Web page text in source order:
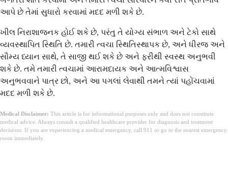
આપે છે તેમાં સુધારો કરવામાં મદદ મળી શકે છે.
ખીલ નિરાશાજનક હોઈ શકે છે, પરંતુ તે યોગ્ય સંભાળ અને ટેકો સાથે
વ્યવસ્થાપિત સ્થિતિ છે. તમારી ત્વચા સ્થિતિસ્થાપક છે, અને ધીરજ અને
સૌમ્ય ધ્યાન સાથે, તે સાજી થઈ શકે છે અને ફરીથી સ્વસ્થ અનુભવી
શકે છે. તમે તમારી ત્વચામાં આરામદાયક અને આત્મવિશ્વાસ
અનુભવવાને પાત્ર છો, અને આ પગલાં લેવાથી તમને ત્યાં પહોંચવામાં
મદદ મળી શકે છે.
Medical Disclaimer: This article is for informational purposes only and does not constitute
medical advice. Always consult a qualified healthcare provider for diagnosis and treatment
decisions. If you are experiencing a medical emergency, call 911 or go to the nearest emergency
room immediately.